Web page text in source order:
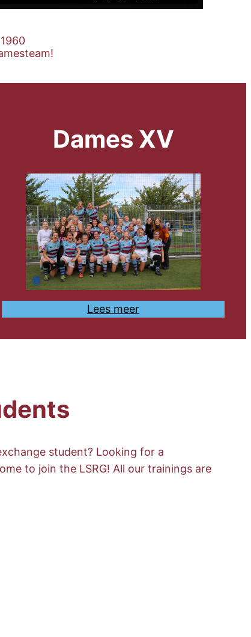
Dames XV
Lees meer
student? Looking for a
to join the LSRG! All our trainings are